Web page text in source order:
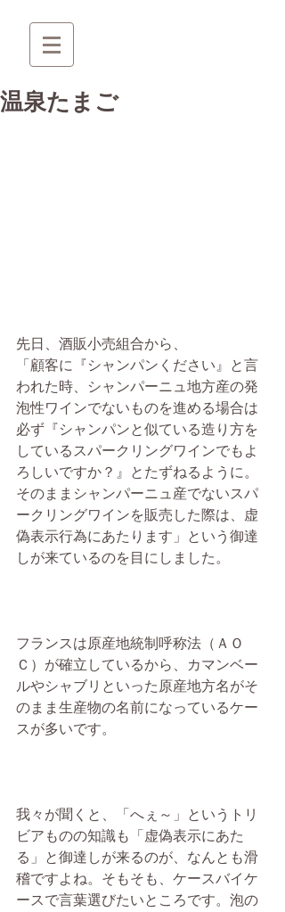
温泉たまご
先日、酒販小売組合から、
「顧客に『シャンパンください』と言
われた時、シャンパーニュ地方産の発
泡性ワインでないものを進める場合は
必ず『シャンパンと似ている造り方を
しているスパークリングワインでもよ
ろしいですか？』とたずねるように。
そのままシャンパーニュ産でないスパ
ークリングワインを販売した際は、虚
偽表示行為にあたります」という御達
しが来ているのを目にしました。
フランスは原産地統制呼称法（ＡＯ
Ｃ）が確立しているから、カマンベー
ルやシャブリといった原産地方名がそ
のまま生産物の名前になっているケー
スが多いです。
我々が聞くと、「へぇ～」というトリ
ビアものの知識も「虚偽表示にあた
る」と御達しが来るのが、なんとも滑
稽ですよね。そもそも、ケースバイケ
ースで言葉選びたいところです。泡の